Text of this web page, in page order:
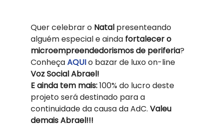
Quer celebrar o Natal presenteando
alguém especial e ainda fortalecer o
microempreendedorismos de periferia?
Conheça AQUI o bazar de luxo on-line
Voz Social Abrael!
E ainda tem mais: 100% do lucro deste
projeto será destinado para a
continuidade da causa da AdC. Valeu
demais Abrael!!!